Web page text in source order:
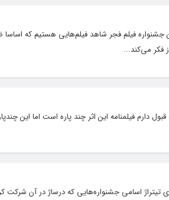
فیلم فجر شاهد فیلم‌هایی هستیم که اساسا
فکر می‌کند...
دارم فیلمنامه این اثر چند پاره است اما این
تیتراژ اسامی جشنواره‌هایی که درساژ در آن شرکت